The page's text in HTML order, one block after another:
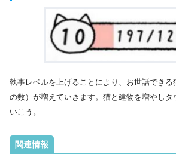
執事レベルを上げることにより、お世話できる
の数）が増えていきます。猫と建物を増やしタ
いこう。
関連情報